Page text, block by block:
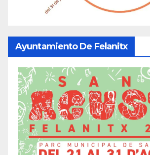
Ayuntamiento De Felanitx